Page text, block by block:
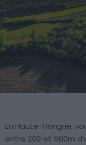
En Haute-Hongrie,
entre 200 et 500m